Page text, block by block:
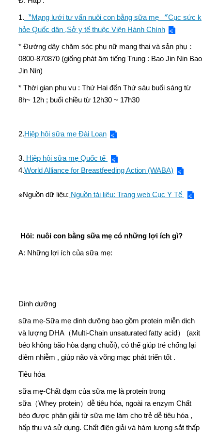
1. 〝Mạng lưới tư vấn nuôi con bằng sữa mẹ 〞Cục sức k
hỏe Quốc dân ,Sở y tế thuộc Viện Hành Chính
* Đường dây chăm sóc phụ nữ mang thai và sản phụ：
0800-870870 (giống phát âm tiếng Trung : Bao Jin Nin Bao
Jin Nin)
* Thời gian phụ vụ : Thứ Hai đến Thứ sáu buổi sáng từ
8h~ 12h ; buổi chiều từ 12h30 ~ 17h30
2.Hiệp hội sữa mẹ Đài Loan
3. Hiệp hội sữa mẹ Quốc tế
4.World Alliance for Breastfeeding Action (WABA)
※Nguồn dữ liệu: Nguồn tài liệu: Trang web Cục Y Tế
Hỏi: nuôi con bằng sữa mẹ có những lợi ích gì?
A: Những lợi ích của sữa mẹ:
Dinh dưỡng
sữa mẹ-Sữa mẹ dinh dưỡng bao gồm protein miễn dịch
và lượng DHA（Multi-Chain unsaturated fatty acid） (axit
béo không bão hòa dạng chuỗi), có thể giúp trẻ chống lại
diêm nhiễm , giúp não và võng mạc phát triển tốt .
Tiêu hóa
sữa mẹ-Chất đạm của sữa mẹ là protein trong
sữa（Whey protein）dễ tiêu hóa, ngoài ra enzym Chất
béo được phân giải từ sữa mẹ làm cho trẻ dễ tiêu hóa ,
hấp thu và sử dụng. Chất điện giải và hàm lượng sắt thấp